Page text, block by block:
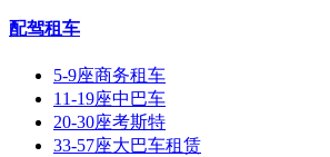
配驾租车
5-9座商务租车
11-19座中巴车
20-30座考斯特
33-57座大巴车租赁